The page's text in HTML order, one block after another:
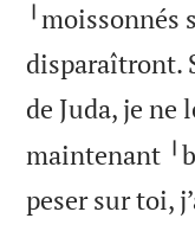
╵moissonnés
disparaîtront.
de Juda, je ne
maintenant
peser sur toi,